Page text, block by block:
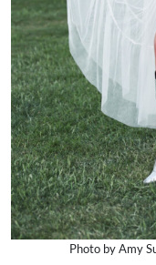
Photo by Amy